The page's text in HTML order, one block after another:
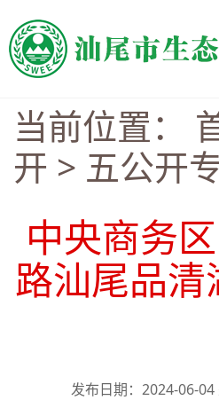
当前位置：
开 > 五公开
中央商务
路汕尾品清
发布日期：2024-06-